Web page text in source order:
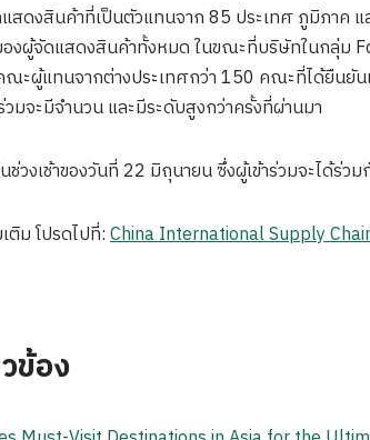
ดงสินค้าที่เป็นตัวแทนจาก 85 ประเทศ ภูมิภาค แ
งผู้จัดแสดงสินค้าทั้งหมด ในขณะที่บริษัทในกลุ่ม
ะผู้แทนจากต่างประเทศกว่า 150 คณะที่ได้ยืนยัน
มจะมีจำนวน และมีระดับสูงกว่าครั้งที่ผ่านมา
วงเช้าของวันที่ 22 มิถุนายน ซึ่งผู้เข้าร่วมจะได้ร่ว
ติม โปรดไปที่:China International Supply
ข้อง